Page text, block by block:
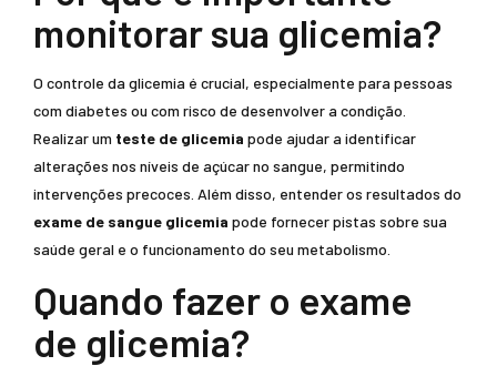
monitorar sua glicemia?
O controle da glicemia é crucial, especialmente para pessoas
com diabetes ou com risco de desenvolver a condição.
Realizar um teste de glicemia pode ajudar a identificar
alterações nos níveis de açúcar no sangue, permitindo
intervenções precoces. Além disso, entender os resultados do
exame de sangue glicemia pode fornecer pistas sobre sua
saúde geral e o funcionamento do seu metabolismo.
Quando fazer o exame
de glicemia?